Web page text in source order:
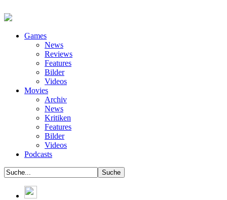
Games
News
Reviews
Features
Bilder
Videos
Movies
Archiv
News
Kritiken
Features
Bilder
Videos
Podcasts